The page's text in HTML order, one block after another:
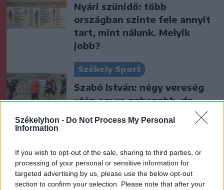
Székelyhon - Do Not Process My Personal
Information
If you wish to opt-out of the sale, sharing to third parties, or
processing of your personal or sensitive information for
targeted advertising by us, please use the below opt-out
section to confirm your selection. Please note that after your
Nyári szünidő: több
országban szinte fele annyit
tart, mint nálunk. Melyik
jobb?
Székely Sport
Szabó István: négy vereség
után egyre nehezebb, de
jönni fognak a jó eredmények
B. Máthé Zsuzsa: Az élet
„doktoriját” végeztem el az
epilepsziámmal